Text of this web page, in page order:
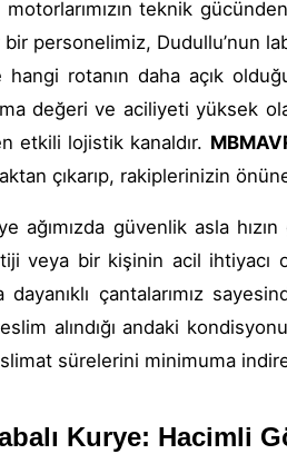
motorlarımızın teknik
bir personelimiz, Dudullu’nun
rotanın daha açık
değeri ve aciliyeti yüksek
etkili lojistik kanaldır.
çıkarıp, rakiplerinizin
ağımızda güvenlik asla
veya bir kişinin acil ihtiyacı
dayanıklı çantalarımız
alındığı andaki
sürelerini minimuma
Kurye: Hacimli